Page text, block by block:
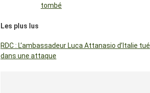
tombé
Les plus lus
RDC : L’ambassadeur Luca Attanasio d’Italie tué
dans une attaque